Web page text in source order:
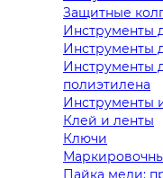
Защитные
Инструменты
Инструменты
Инструменты
полиэтилена
Инструменты
Клей и ленты
Ключи
Пайка меди: